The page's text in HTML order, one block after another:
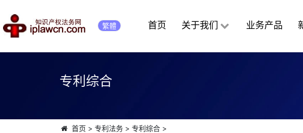
繁體 首页 关于我们 业务产品
专利综合
首页 > 专利法务> 专利综合>